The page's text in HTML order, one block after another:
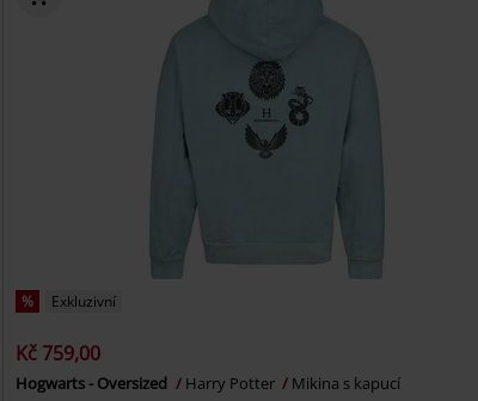
% Exkluzivní
Kč 759,00
Hogwarts - Oversized Harry Potter Mikina s kapucí